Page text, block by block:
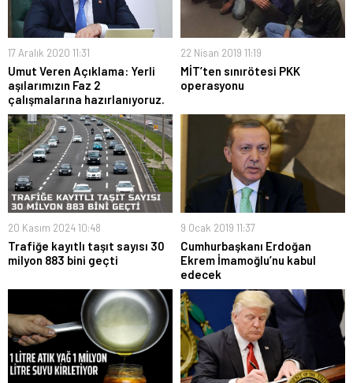
17 Aralık 2020 11:31
Umut Veren Açıklama: Yerli
aşılarımızın Faz 2
çalışmalarına hazırlanıyoruz.
22 Nisan 2019 11:19
MİT’ten sınırötesi PKK
operasyonu
20 Kasım 2024 10:48
Trafiğe kayıtlı taşıt sayısı 30
milyon 883 bini geçti
9 Ocak 2019 11:37
Cumhurbaşkanı Erdoğan
Ekrem İmamoğlu’nu kabul
edecek